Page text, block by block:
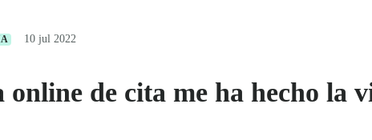
10 jul 2022
online de cita me ha hecho la